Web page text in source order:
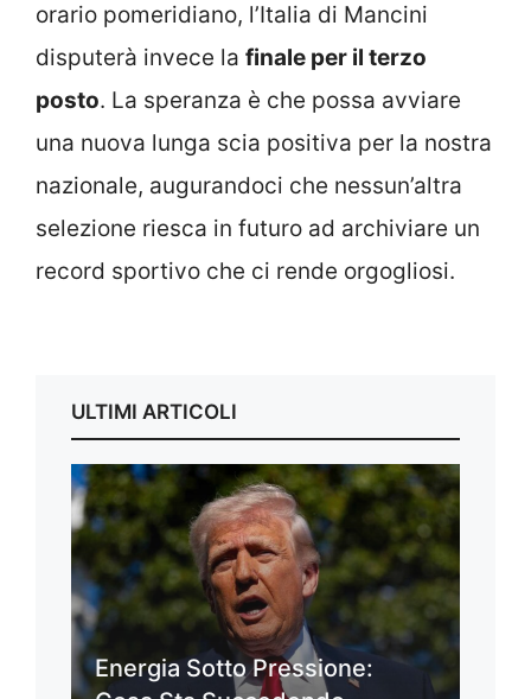
orario pomeridiano, l’Italia di Mancini
disputerà invece la finale per il terzo
posto. La speranza è che possa avviare
una nuova lunga scia positiva per la nostra
nazionale, augurandoci che nessun’altra
selezione riesca in futuro ad archiviare un
record sportivo che ci rende orgogliosi.
ULTIMI ARTICOLI
Energia Sotto Pressione: